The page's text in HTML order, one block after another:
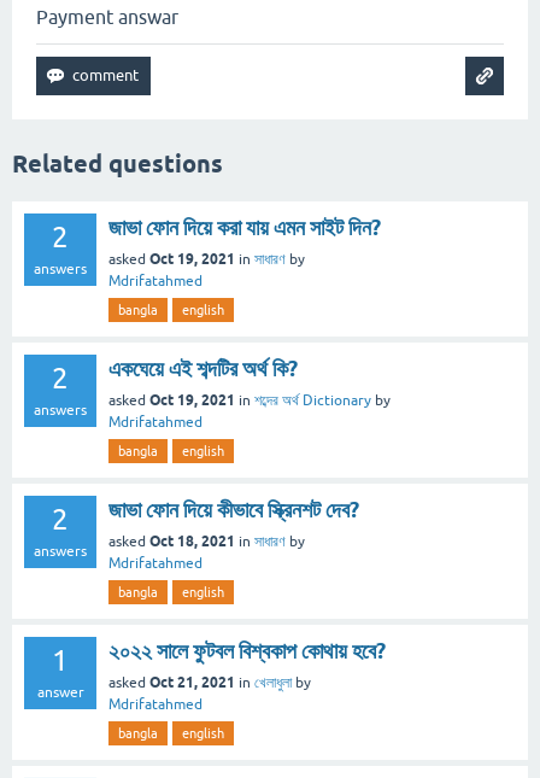
Payment answar
Related questions
2
answers
জাভা ফোন দিয়ে করা যায় এমন সাইট দিন?
asked Oct 19, 2021 in সাধারণ by
Mdrifatahmed
bangla english
2
answers
একঘেয়ে এই শব্দটির অর্থ কি?
asked Oct 19, 2021 in শব্দের অর্থ Dictionary by
Mdrifatahmed
bangla english
2
answers
জাভা ফোন দিয়ে কীভাবে স্ক্রিনশট দেব?
asked Oct 18, 2021 in সাধারণ by
Mdrifatahmed
bangla english
1
answer
২০২২ সালে ফুটবল বিশ্বকাপ কোথায় হবে?
asked Oct 21, 2021 in খেলাধুলা by
Mdrifatahmed
bangla english